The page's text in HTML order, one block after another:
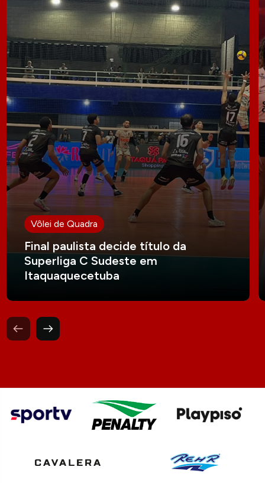
Vôlei de Quadra
Final paulista decide título da
Superliga C Sudeste em
Itaquaquecetuba